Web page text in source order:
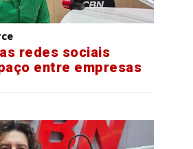
redes sociais
entre empresas